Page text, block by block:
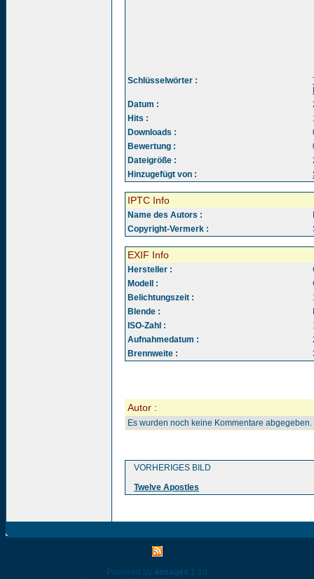
Schlüsselwörter :
Datum :
Hits :
Downloads :
Bewertung :
Dateigröße :
Hinzugefügt von :
IPTC Info
Name des Autors :
Copyright-Vermerk :
EXIF Info
Hersteller :
Modell :
Belichtungszeit :
Blende :
ISO-Zahl :
Aufnahmedatum :
Brennweite :
Autor :
Es wurden noch keine Kommentare abgegeben.
VORHERIGES BILD
Twelve Apostles
Powered by 4images 1.10